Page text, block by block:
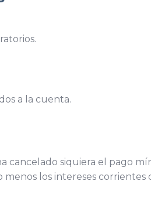
a la cuenta.
cancelado siquiera el pago
los intereses corrientes